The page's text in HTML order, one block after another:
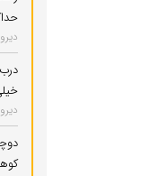
دیروز
دیروز